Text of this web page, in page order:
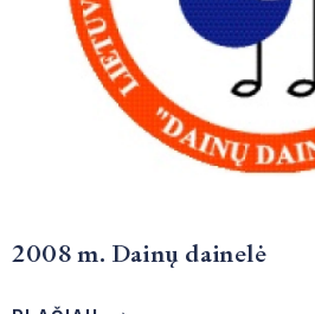
2008 m. Dainų dainelė